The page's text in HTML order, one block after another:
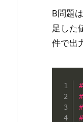
B問題
足した
件で出
#
#
#
#